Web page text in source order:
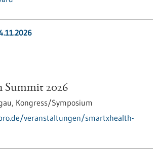
Summit 2026
Kongress/Symposium
veranstaltungen/smartxhealth-